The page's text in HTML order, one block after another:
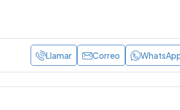
Llamar Correo